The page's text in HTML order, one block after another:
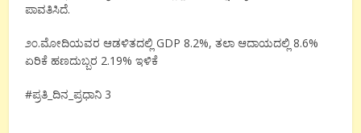
ಪಾವತಿಸಿದೆ.
೨೦.ಮೋದಿಯವರ ಆಡಳಿತದಲ್ಲಿ GDP 8.2%, ತಲಾ ಆದಾಯದಲ್ಲಿ‌ 8.6%
ಏರಿಕೆ ಹಣದುಬ್ಬರ 2.19% ಇಳಿಕೆ
#ಪ್ರತಿ_ದಿನ_ಪ್ರಧಾನಿ 3